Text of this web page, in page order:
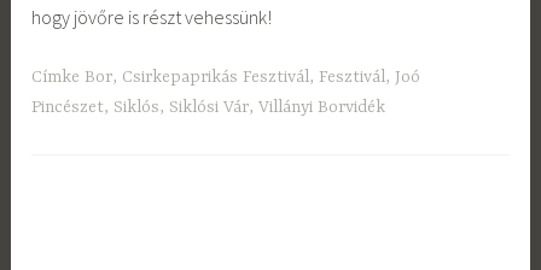
hogy jövőre is részt vehessünk!
Címke Bor, Csirkepaprikás Fesztivál, Fesztivál, Joó
Pincészet, Siklós, Siklósi Vár,Villányi Borvidék